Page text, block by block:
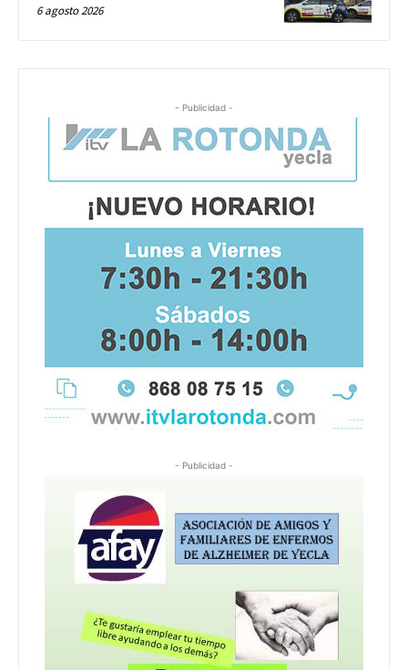
6 agosto 2026
- Publicidad -
- Publicidad -